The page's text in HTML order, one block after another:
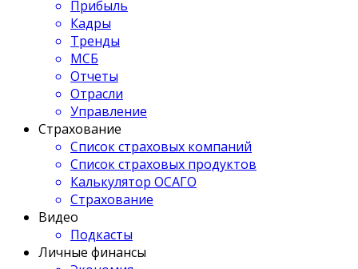
Прибыль
Кадры
Тренды
МСБ
Отчеты
Отрасли
Управление
Страхование
Список страховых компаний
Список страховых продуктов
Калькулятор ОСАГО
Страхование
Видео
Подкасты
Личные финансы